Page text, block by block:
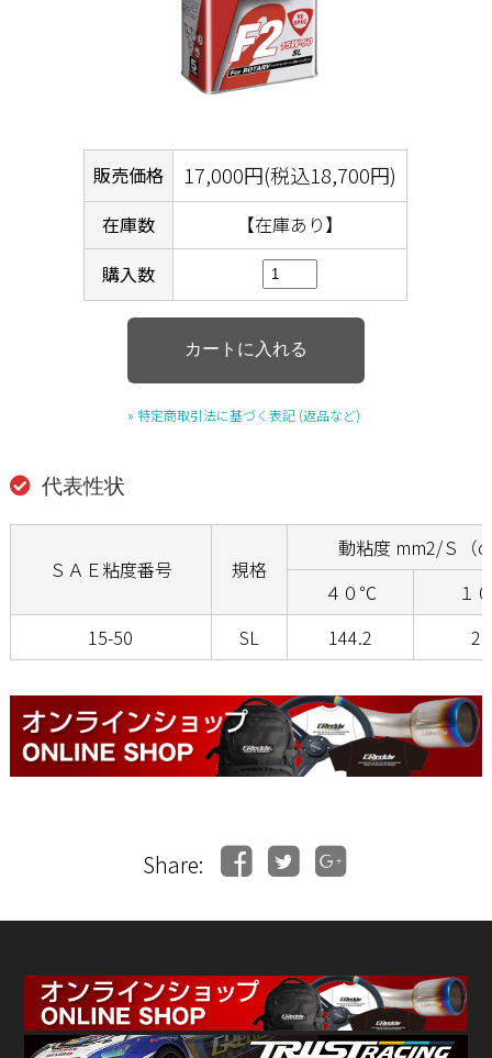
販売価格 17,000円(税込18,700円)
在庫数
【在庫あり】
購入数
» 特定商取引法に基づく表記 (返品など)
代表性状
ＳＡＥ粘度番号 規格
動粘度 mm2/Ｓ（
４０℃
１
15-50
SL 144.2
Share: